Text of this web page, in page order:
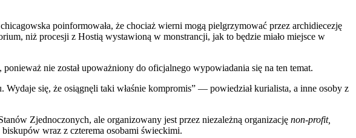
poinformowała, że chociaż wierni mogą pielgrzymować przez archidiecezję
niż procesji z Hostią wystawioną w monstrancji, jak to będzie miało miejsce w
nie został upoważniony do oficjalnego wypowiadania się na ten temat.
się, że osiągnęli taki właśnie kompromis” — powiedział kurialista, a inne osoby z
Zjednoczonych, ale organizowany jest przez niezależną organizację non-profit,
wraz z czterema osobami świeckimi.